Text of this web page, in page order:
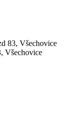
83, Všechovice
Všechovice